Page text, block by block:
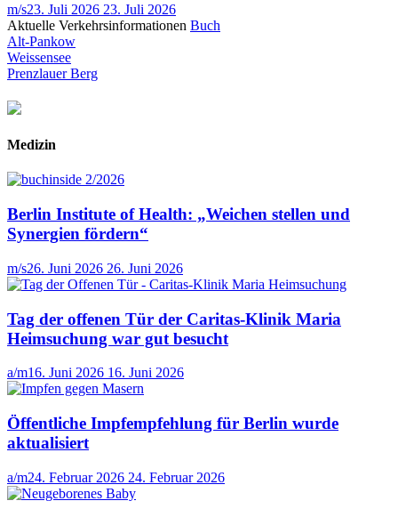
m/s23. Juli 2026 23. Juli 2026
Aktuelle Verkehrsinformationen Buch
Alt-Pankow
Weissensee
Prenzlauer Berg
Medizin
Berlin Institute of Health: „Weichen stellen und
Synergien fördern“
m/s26. Juni 2026 26. Juni 2026
Tag der offenen Tür der Caritas-Klinik Maria
Heimsuchung war gut besucht
a/m16. Juni 2026 16. Juni 2026
Öffentliche Impfempfehlung für Berlin wurde
aktualisiert
a/m24. Februar 2026 24. Februar 2026